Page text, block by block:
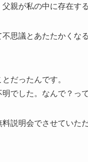
親が私の中に存在す
思議とあたたかくな
だったんです。
でした。なんで？って
説明会でさせていた